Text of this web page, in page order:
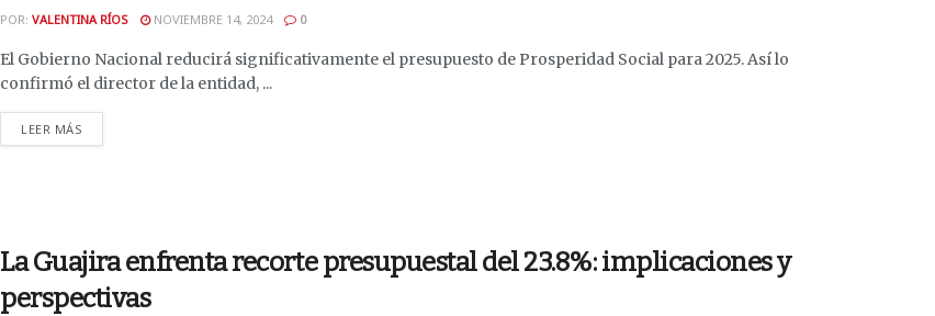
POR: VALENTINA RÍOS NOVIEMBRE 14, 2024 0
El Gobierno Nacional reducirá significativamente el presupuesto de Prosperidad Social para 2025. Así lo
confirmó el director de la entidad, ...
LEER MÁS
La Guajira enfrenta recorte presupuestal del 23.8%: implicaciones y
perspectivas